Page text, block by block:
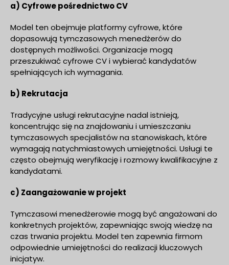
a) Cyfrowe pośrednictwo CV
Model ten obejmuje platformy cyfrowe, które
dopasowują tymczasowych menedżerów do
dostępnych możliwości. Organizacje mogą
przeszukiwać cyfrowe CV i wybierać kandydatów
spełniających ich wymagania.
b) Rekrutacja
Tradycyjne usługi rekrutacyjne nadal istnieją,
koncentrując się na znajdowaniu i umieszczaniu
tymczasowych specjalistów na stanowiskach, które
wymagają natychmiastowych umiejętności. Usługi te
często obejmują weryfikację i rozmowy kwalifikacyjne z
kandydatami.
c) Zaangażowanie w projekt
Tymczasowi menedżerowie mogą być angażowani do
konkretnych projektów, zapewniając swoją wiedzę na
czas trwania projektu. Model ten zapewnia firmom
odpowiednie umiejętności do realizacji kluczowych
inicjatyw.